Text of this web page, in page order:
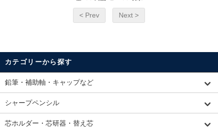
< Prev Next >
カテゴリーから探す
鉛筆・補助軸・キャップなど
シャープペンシル
芯ホルダー・芯研器・替え芯